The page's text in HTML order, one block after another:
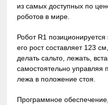
из самых доступных по
роботов в мире.
Робот R1
его рост составляет 123
делать сальто, лежать,
самостоятельно управляя
лежа в положение стоя.
Программное